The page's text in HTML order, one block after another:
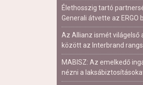
Élethosszig tartó
Generali átvette az
Az Allianz ismét világelső
között az Interbrand
MABISZ: Az emelkedő
nézni a